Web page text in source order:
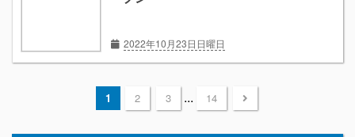
2022年10月23日日曜日
1 2 3 ... 14